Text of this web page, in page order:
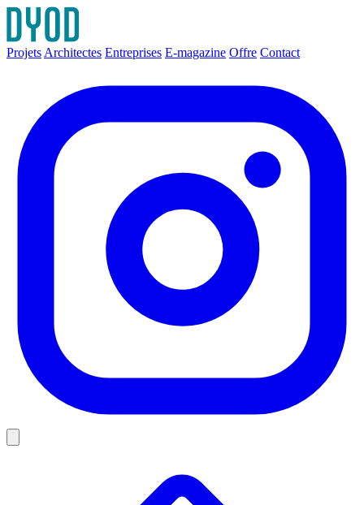
Projets Architectes Entreprises E-magazine Offre Contact